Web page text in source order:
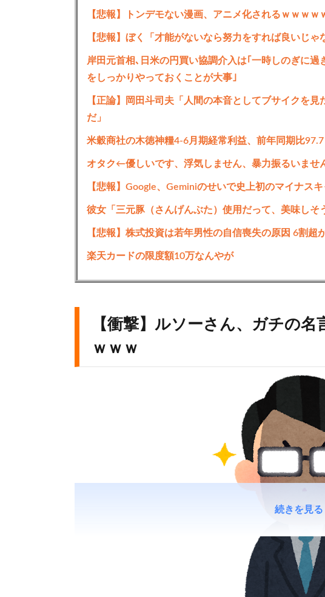
【悲報】トンデモない漫画、アニメ化されるｗｗｗｗ
【悲報】ぼく「才能がないなら努力をすれば良いじゃ
岸田元首相､日米の円買い協調介入は｢一時しのぎに
をしっかりやっておくことが大事｣
【正論】岡田斗司夫「人間の本音としてブサイクを
だ」
米穀商社の木徳神糧4-6月期経常利益、前年同期比
オタク←優しいです、浮気しません、暴力振るいませ
【悲報】Google、Geminiのせいで史上初のマイナス
彼女「三元豚（さんげんぶた）使用だって、美味しそ
【悲報】株式投資は若年男性の自信喪失の原因 6割超
楽天カードの限度額10万なんやが
【衝撃】ルソーさん、ガチの
ｗｗｗ
続きを見る